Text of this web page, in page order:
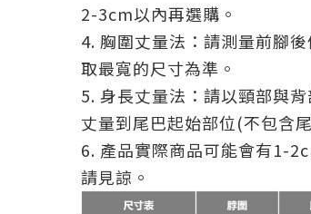
2-3cm以內再選購。
4. 胸圍丈量法：請測量前腳
取最寬的尺寸為準。
5. 身長丈量法：請以頸部與背
丈量到尾巴起始部位(不包含
6. 產品實際商品可能會有1-
請見諒。